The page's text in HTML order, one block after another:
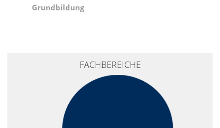
Grundbildung
FACHBEREICHE